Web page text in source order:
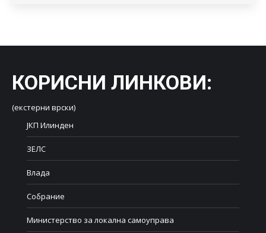
КОРИСНИ ЛИНКОВИ:
(екстерни врски)
ЈКП Илинден
ЗЕЛС
Влада
Собрание
Министерство за локална самоуправа